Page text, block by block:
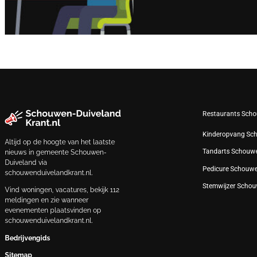
Altijd op de hoogte van het laatste
nieuws in gemeente Schouwen-
Duiveland via
schouwenduivelandkrant.nl.
Vind woningen, vacatures, bekijk 112
meldingen en zie wanneer
evenementen plaatsvinden op
schouwenduivelandkrant.nl.
Bedrijvengids
Sitemap
Restaurants
Kinderopvang
Tandarts
Pedicure
Stemwijzer